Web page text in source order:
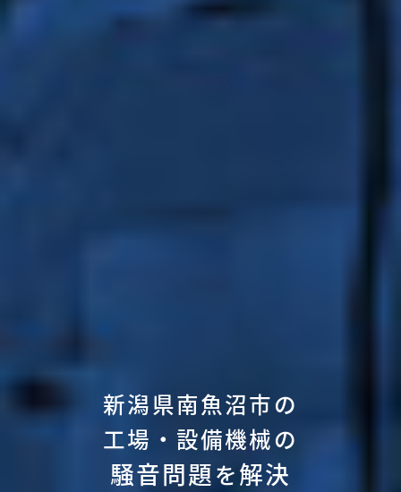
新潟県南魚沼市の
工場・設備機械の
騒音問題を解決